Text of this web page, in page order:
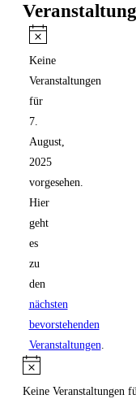
Hinweis
Keine
Veranstaltungen
für
7.
August,
2025
vorgesehen.
Hier
geht
es
zu
den
nächsten
bevorstehenden
Veranstaltungen.
Hinweis
Keine Veranstaltungen